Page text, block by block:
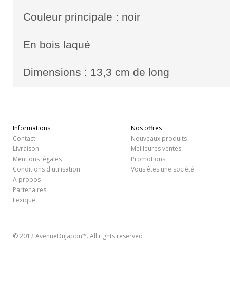
Couleur principale : noir
En bois laqué
Dimensions : 13,3 cm de long
Informations
Contact
Livraison
Mentions légales
Conditions d'utilisation
A propos
Partenaires
Lexique
Nos offres
Nouveaux produits
Meilleures ventes
Promotions
Vous êtes une société
© 2012 AvenueDuJapon™. All rights reserved